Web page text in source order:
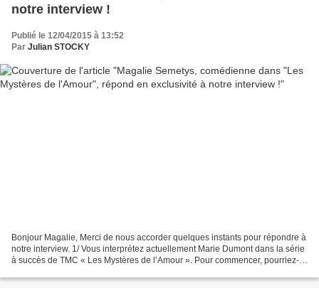
notre interview !
Publié le 12/04/2015 à 13:52
Par Julian STOCKY
Bonjour Magalie, Merci de nous accorder quelques instants pour répondre à
notre interview. 1/ Vous interprétez actuellement Marie Dumont dans la série
à succès de TMC « Les Mystères de l’Amour ». Pour commencer, pourriez-